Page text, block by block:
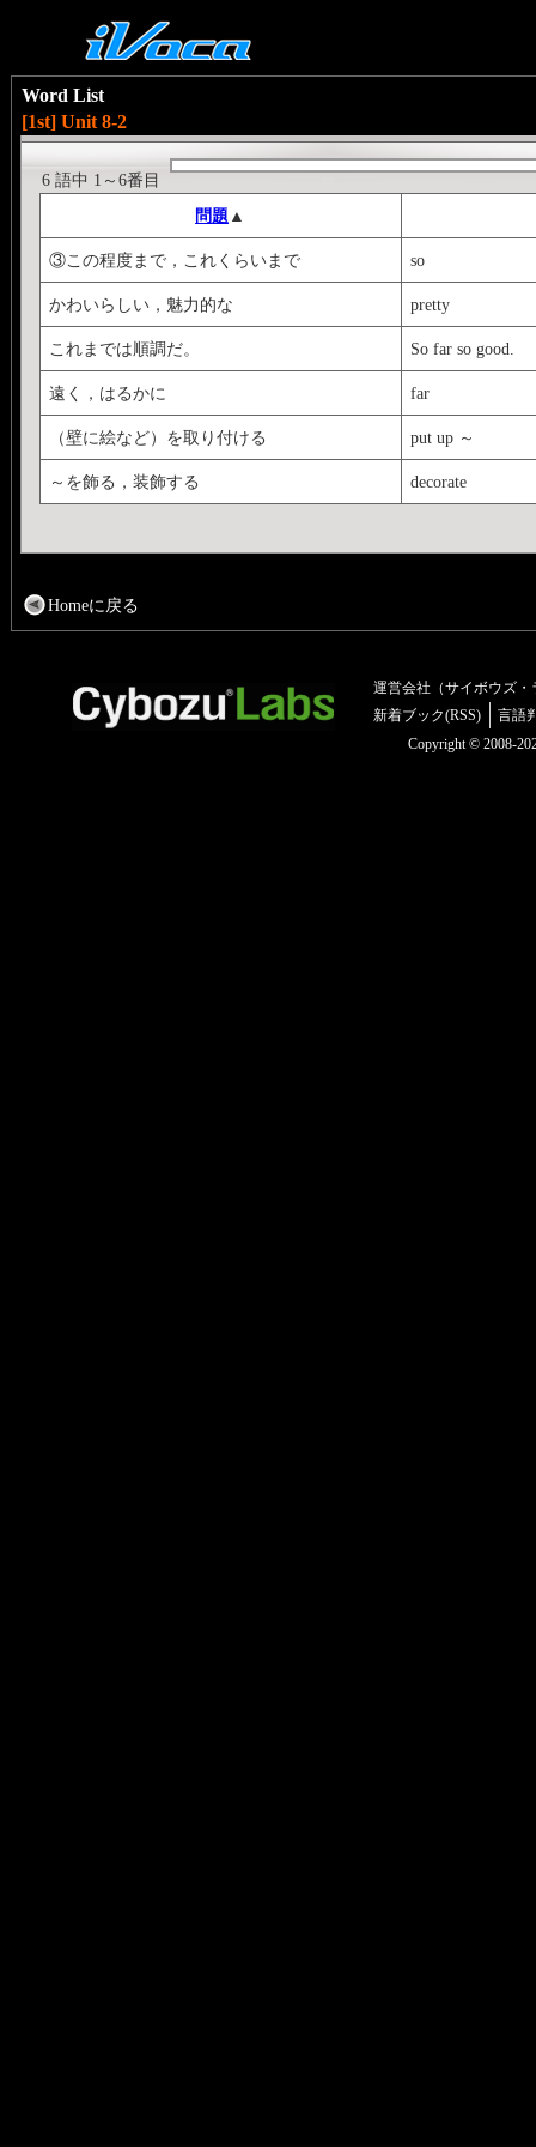
Word List
[1st] Unit 8-2
6 語中 1～6番目
問題 ▲
③この程度まで，これくらいまで so
かわいらしい，魅力的な pretty
これまでは順調だ。 So far so good.
遠く，はるかに far
（壁に絵など）を取り付ける put up ～
～を飾る，装飾する decorate
Homeに戻る
運営会社（サイボウズ・
新着ブック(RSS)
言語
Copyright © 2008-